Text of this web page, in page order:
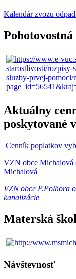
Kalendár zvozu
Aktuálny
poskytované
Cenník poplatkov
VZN obce Michalová
Michalová
VZN obce P.Polhora
kanalizácie
Materská
Návštevnosť